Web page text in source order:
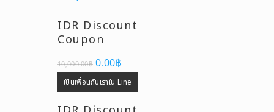
IDR Discount
Coupon
10,000.00฿ Original
price
was:
10,000.00฿.
0.00฿Current
price
is:
0.00฿.
เป็นเพื่อนกับเราใน Line